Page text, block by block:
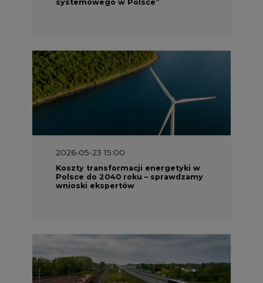
Koszty transformacji energetyki w
Polsce do 2040 roku – sprawdzamy
wnioski ekspertów